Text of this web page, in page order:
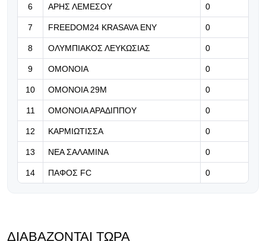
(Βίντεο)
09.08.2026 | 12:10
Οι ευχές της ΕΠΟ στον Ρεχάγκελ
για τα 88α γενέθλια του
09.08.2026 | 11:57
Αύξηση φημών για Κουαντρεντί
6 ΑΡΗΣ ΛΕΜΕΣΟΥ 0
7 FREEDOM24 KRASAVA ΕΝΥ 0
8 ΟΛΥΜΠΙΑΚΟΣ ΛΕΥΚΩΣΙΑΣ 0
9 ΟΜΟΝΟΙΑ 0
10 ΟΜΟΝΟΙΑ 29Μ 0
11 ΟΜΟΝΟΙΑ ΑΡΑΔΙΠΠΟΥ 0
12 ΚΑΡΜΙΩΤΙΣΣΑ 0
13 ΝΕΑ ΣΑΛΑΜΙΝΑ 0
14 ΠΑΦΟΣ FC 0
ΔΙΑΒΆΖΟΝΤΑΙ ΤΏΡΑ